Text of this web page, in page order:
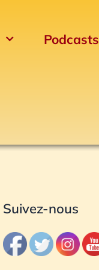
Podcasts
Suivez-nous
Archives